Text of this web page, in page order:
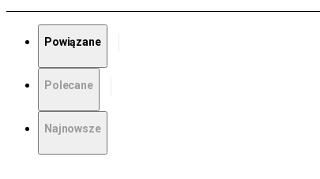
Powiązane
Polecane
Najnowsze